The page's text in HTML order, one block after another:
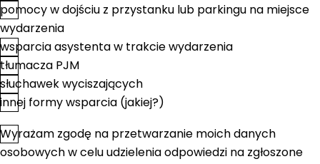
pomocy w dojściu z przystanku lub parkingu na miejsce
wydarzenia
wsparcia asystenta w trakcie wydarzenia
tłumacza PJM
słuchawek wyciszających
innej formy wsparcia (jakiej?)
Zgoda*
Wyrażam zgodę na przetwarzanie moich danych
osobowych w celu udzielenia odpowiedzi na zgłoszone